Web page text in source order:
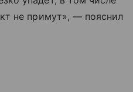
не примут», — пояснил